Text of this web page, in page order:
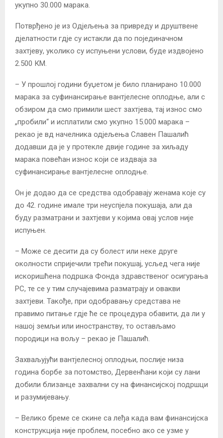
укупно 30.000 марака.
Потврђено је из Одјељења за привреду и друштвене
дјелатности гдје су истакли да по појединачном
захтјеву, уколико су испуњени услови, буде издвојено
2.500 КМ.
– У прошлој години буџетом је било планирано 10.000
марака за суфинансирање вантјелесне оплодње, али с
обзиром да смо примили шест захтјева, тај износ смо
„пробили“ и исплатили смо укупно 15.000 марака –
рекао је вд начелника одјељења Славен Пашалић
додавши да је у протекле двије године за хиљаду
марака повећан износ који се издваја за
суфинансирање вантјелесне оплодње.
Он је додао да се средства одобравају женама које су
до 42. године имале три неуспјела покушаја, али да
буду разматрани и захтјеви у којима овај услов није
испуњен.
– Може се десити да су болест или неке друге
околности спријечили трећи покушај, усљед чега није
искоришћена подршка Фонда здравственог осигурања
РС, те се у тим случајевима разматрају и овакви
захтјеви. Такође, при одобравању средстава не
правимо питање гдје ће се процедура обавити, да ли у
нашој земљи или иностранству, то остављамо
породици на вољу – рекао је Пашалић.
Захваљујући вантјелесној оплодњи, послије низа
година борбе за потомство, Дервенћани који су лани
добили близанце захвални су на финансијској подршци
и разумијевању.
– Велико бреме се скине са леђа када вам финансијска
конструкција није проблем, посебно ако се узме у